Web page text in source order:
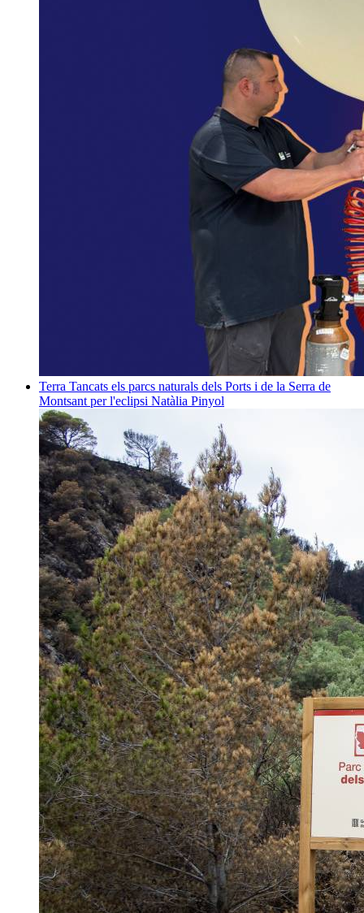
Terra Tancats els parcs naturals dels Ports i de la Serra de
Montsant per l'eclipsi Natàlia Pinyol